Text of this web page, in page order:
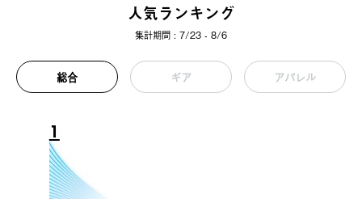
人気ランキング
集計期間 : 7/23 - 8/6
総合 ギア アパレル
1